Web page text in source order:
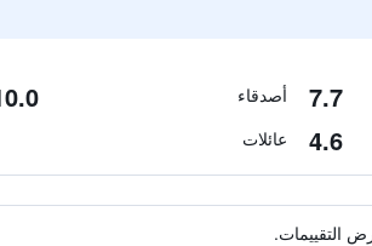
7.7 أصدقاء
4.6 عائلات
التقييمات.